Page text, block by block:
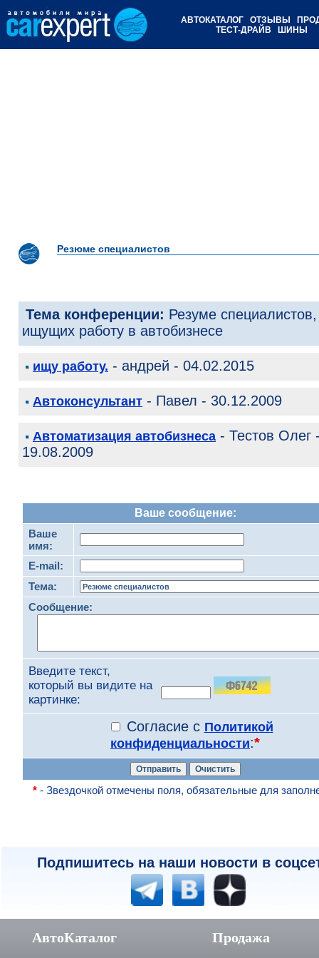
АВТОКАТАЛОГ ОТЗЫВЫ
ТЕСТ-ДРАЙВ
ШИНЫ
Резюме специалистов
Тема конференции: Резуме специалистов,
ищущих работу в автобизнесе
ищу работу. - андрей - 04.02.2015
Автоконсультант - Павел - 30.12.2009
Автоматизация автобизнеса - Тестов Олег
19.08.2009
Ваше сообщение:
Ваше
имя:
E-mail:
Тема:
Сообщение:
Введите текст,
который вы видите на
картинке:
Согласие с Политикой
конфиденциальности:*
*- Звездочкой отмечены поля, обязательные для
Подпишитесь на наши новости в
АвтоКаталог Продажа